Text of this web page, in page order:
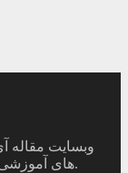
های آموزشی آی تی و کامپیوتر شروع به فعالیت کرده است.